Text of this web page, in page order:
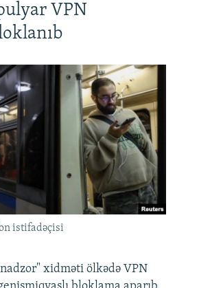
VPN
istifadəçisi
xidməti ölkədə VPN